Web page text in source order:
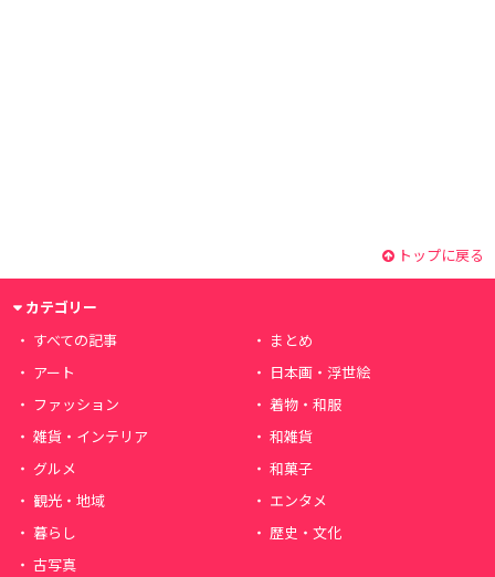
トップに戻る
カテゴリー
すべての記事
まとめ
アート
日本画・浮世絵
ファッション
着物・和服
雑貨・インテリア
和雑貨
グルメ
和菓子
観光・地域
エンタメ
暮らし
歴史・文化
古写真